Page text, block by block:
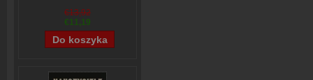
€13,92
€11,19